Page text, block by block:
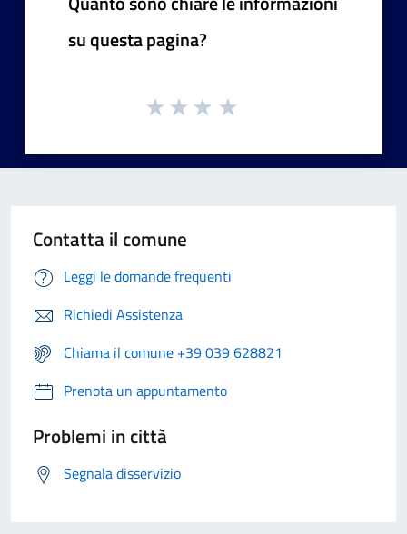
su questa pagina?
Contatta il comune
Leggi le domande frequenti
Richiedi Assistenza
Chiama il comune +39 039 628821
Prenota un appuntamento
Problemi in città
Segnala disservizio